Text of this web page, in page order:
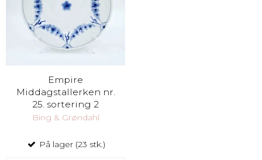
Empire
Middagstallerken nr.
25. sortering 2
Bing & Grøndahl
På lager (23 stk.)